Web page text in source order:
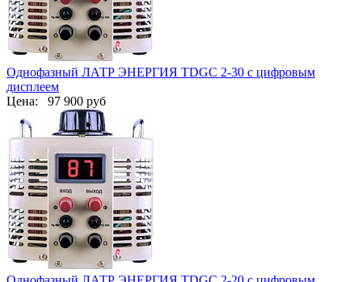
Однофазный ЛАТР ЭНЕРГИЯ TDGC 2-30 с цифровым
дисплеем
Цена: 97 900 руб